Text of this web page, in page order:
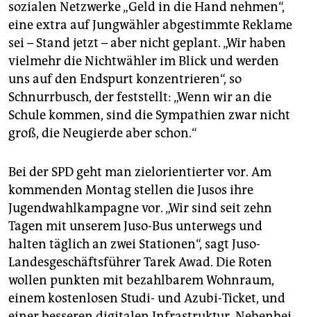
sozialen Netzwerke „Geld in die Hand nehmen“,
eine extra auf Jungwähler abgestimmte Reklame
sei – Stand jetzt – aber nicht geplant. „Wir haben
vielmehr die Nichtwähler im Blick und werden
uns auf den Endspurt konzentrieren“, so
Schnurrbusch, der feststellt: „Wenn wir an die
Schule kommen, sind die Sympathien zwar nicht
groß, die Neugierde aber schon.“
Bei der SPD geht man ziel­orientierter vor. Am
kommenden Montag stellen die Jusos ihre
Jugendwahlkampagne vor. „Wir sind seit zehn
Tagen mit unserem Juso-Bus unterwegs und
halten täglich an zwei Stationen“, sagt Juso-
Landesgeschäftsführer Tarek Awad. Die Roten
wollen punkten mit bezahlbarem Wohnraum,
einem kostenlosen Studi- und Azubi-Ticket, und